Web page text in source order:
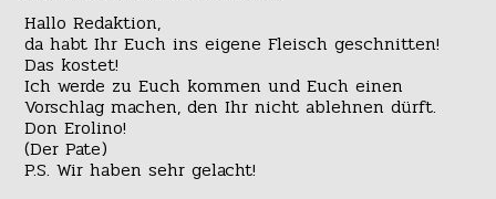
Hallo Redaktion,
da habt Ihr Euch ins eigene Fleisch geschnitten!
Das kostet!
Ich werde zu Euch kommen und Euch einen
Vorschlag machen, den Ihr nicht ablehnen dürft.
Don Erolino!
(Der Pate)
P.S. Wir haben sehr gelacht!